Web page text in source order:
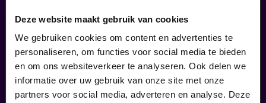
Deze website maakt gebruik van cookies
We gebruiken cookies om content en advertenties te
personaliseren, om functies voor social media te bieden
en om ons websiteverkeer te analyseren. Ook delen we
informatie over uw gebruik van onze site met onze
partners voor social media, adverteren en analyse. Deze
Vlaai arrangement Passiespelen
€ 6,8| De Doolhof | Tegelen